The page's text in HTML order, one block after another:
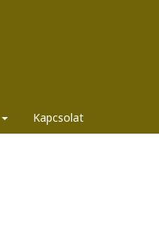
Kapcsolat